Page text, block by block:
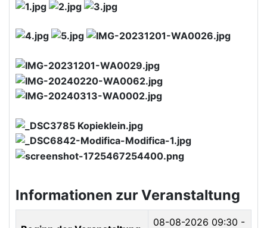
Informationen zur Veranstaltung
08-08-2026 09:30 -